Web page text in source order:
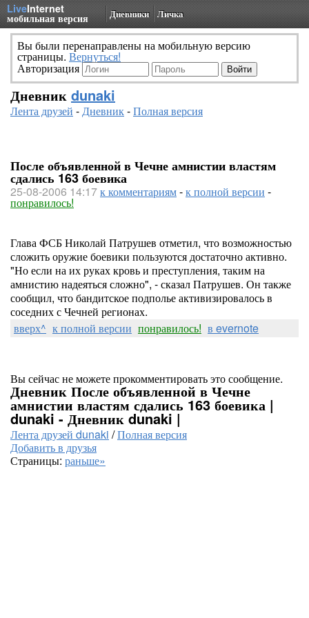
LiveInternet
мобильная версия Дневники Личка
Вы были перенаправлены на мобильную версию
страницы. Вернуться!
Авторизация
Дневник dunaki
Лента друзей -Дневник-Полная версия
После объявленной в Чечне амнистии властям
сдались 163 боевика
25-08-2006 14:17к комментариям-к полной версии -
понравилось!
Глава ФСБ Николай Патрушев отметил, что возможностью
сложить оружие боевики пользуются достаточно активно.
"Но если на их руках кровь и преступления, таким на
амнистию надеяться сложно", - сказал Патрушев. Он также
сообщил, что бандитское подполье активизировалось в
соседних с Чечней регионах.
вверх^ к полной версии понравилось! в evernote
Вы сейчас не можете прокомментировать это сообщение.
Дневник После объявленной в Чечне
амнистии властям сдались 163 боевика |
dunaki - Дневник dunaki |
Лента друзей dunaki /Полная версия
Добавить в друзья
Страницы: раньше»